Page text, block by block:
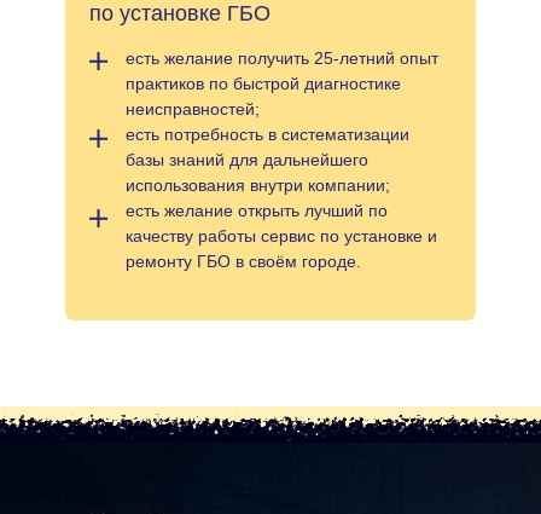
по установке ГБО
есть желание получить 25-летний опыт
практиков по быстрой диагностике
неисправностей;
есть потребность в систематизации
базы знаний для дальнейшего
использования внутри компании;
есть желание открыть лучший по
качеству работы сервис по установке и
ремонту ГБО в своём городе.